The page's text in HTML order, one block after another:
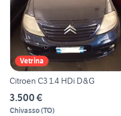
Vetrina
Citroen C3 1.4 HDi D&G
3.500 €
Chivasso(TO)